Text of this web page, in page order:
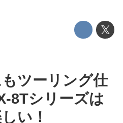
ツーリング仕
8Tシリーズは
い！